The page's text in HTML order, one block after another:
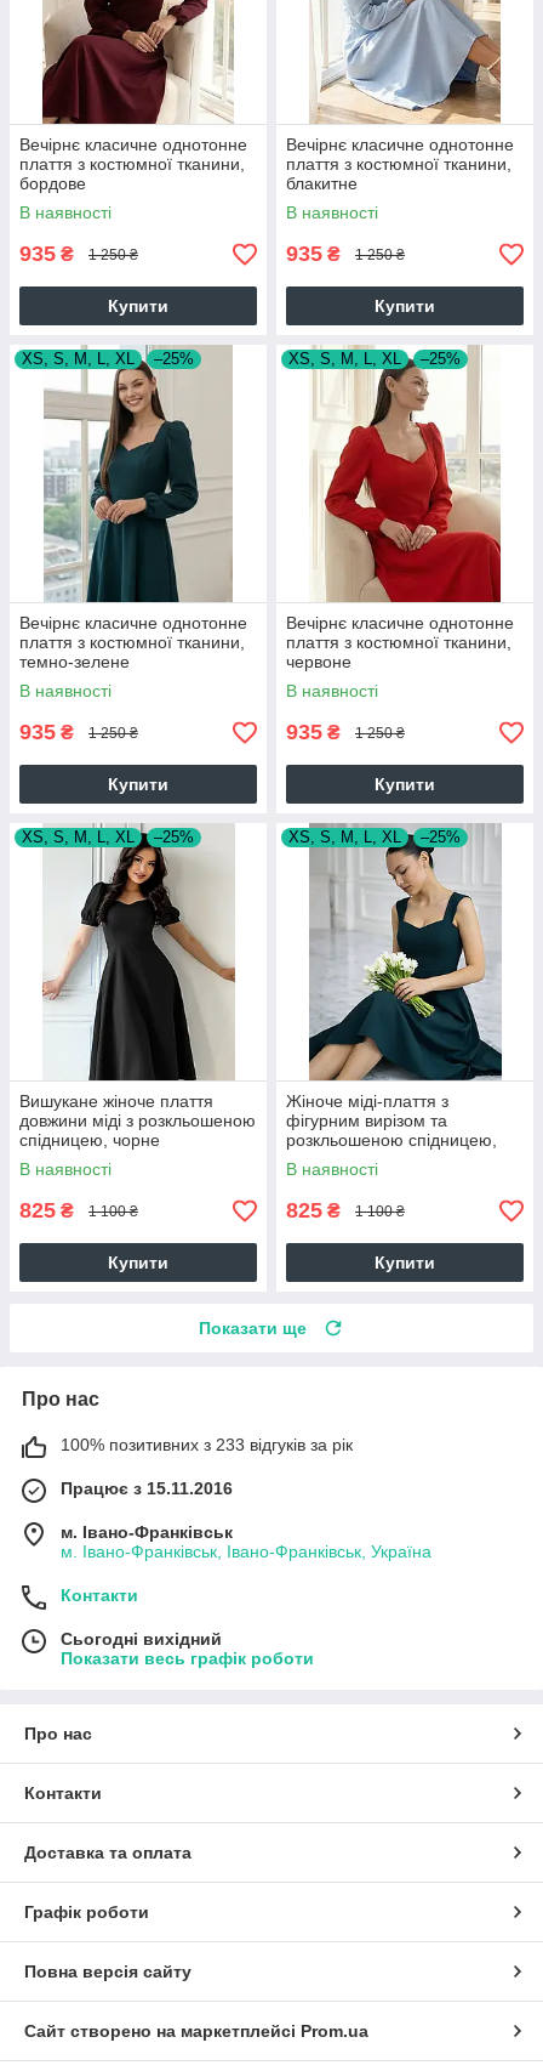
Вечірнє класичне однотонне
плаття з костюмної тканини,
бордове
В наявності
935 ₴ 1 250 ₴
Купити
Вечірнє класичне однотонне
плаття з костюмної тканини,
блакитне
В наявності
935 ₴ 1 250 ₴
Купити
XS, S, M, L, XL –25%
Вечірнє класичне однотонне
плаття з костюмної тканини,
темно-зелене
В наявності
935 ₴ 1 250 ₴
Купити
XS, S, M, L, XL –25%
Вечірнє класичне однотонне
плаття з костюмної тканини,
червоне
В наявності
935 ₴ 1 250 ₴
Купити
XS, S, M, L, XL –25%
Вишукане жіноче плаття
довжини міді з розкльошеною
спідницею, чорне
В наявності
825 ₴ 1 100 ₴
Купити
XS, S, M, L, XL –25%
Жіноче міді-плаття з
фігурним вирізом та
розкльошеною спідницею,
темно-зелене
В наявності
825 ₴ 1 100 ₴
Купити
Показати ще
Про нас
100% позитивних з 233 відгуків за рік
Працює з 15.11.2016
м. Івано-Франківськ
м. Івано-Франківськ, Івано-Франківськ, Україна
Контакти
Сьогодні вихідний
Показати весь графік роботи
Про нас
Контакти
Доставка та оплата
Графік роботи
Повна версія сайту
Сайт створено на маркетплейсі Prom.ua